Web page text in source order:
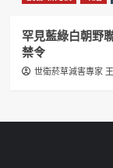
罕見藍綠白朝野
禁令
世衛菸草減害專家